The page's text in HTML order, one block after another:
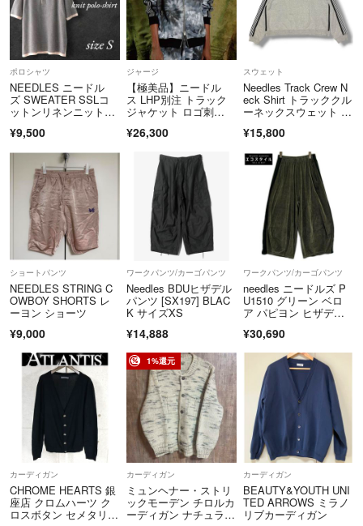
ポロシャツ
NEEDLES ニードル
ズ SWEATER SSLコ
ットンリネンニットポ
¥9,500
ジャージ
【極美品】ニードル
ス LHP別注 トラック
ジャケット ロゴ刺
¥26,300
スウェット
Needles Track Crew N
eck Shirt トラッククル
ーネックスウェット ト
U1612 グレー L （189
¥15,800
ショートパンツ
NEEDLES STRING C
OWBOY SHORTS レ
ーヨン ショーツ
¥9,000
ワークパンツ/カーゴパンツ
Needles BDUヒザデル
パンツ [SX197] BLAC
K サイズXS
¥14,888
ワークパンツ/カーゴパンツ
needles ニードルズ P
U1510 グリーン ベロ
ア パピヨン ヒザデル
¥30,690
カーディガン
CHROME HEARTS 銀
座店 クロムハーツ ク
ロスボタン セメタリー
1%還元
カーディガン
ミュンヘナー・ストリ
ックモーデン チロルカ
ーディガン ナチュラル
カーディガン
BEAUTY&YOUTH UNI
TED ARROWS ミラノ
リブカーディガン